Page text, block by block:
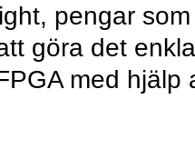
pengar som
göra det
med hjälp